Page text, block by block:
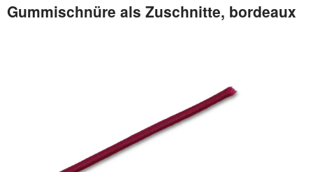
Gummischnüre als Zuschnitte, bordeaux